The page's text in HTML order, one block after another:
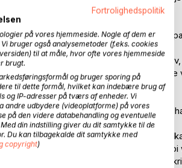
spændende rejse - til tider næsten for
om, hvordan Jesus har forvandlet mit
perfekt - langt fra - men jeg er på
Han har skabt mig til at være.
fortælle om nogle af de situationer, der
og med Gud er ikke en en-vejs
Han kan lade ligesom en video rulle
nogle af mine egne oplevelser
Fortrolighedspolitik
på vores hjemmeside. Nogle af dem er
bruger også analysemetoder (f.eks. cookies
til at måle, hvor ofte vores hjemmeside
brugt.
og bruger sporing på
til dette formål, hvilket kan indebære brug af
og IP-adresser på tværs af enheder. Vi
andre udbydere (videoplatforme) på vores
på den videre databehandling og eventuelle
din indstilling giver du dit samtykke til de
Du kan tilbagekalde dit samtykke med
copyright)